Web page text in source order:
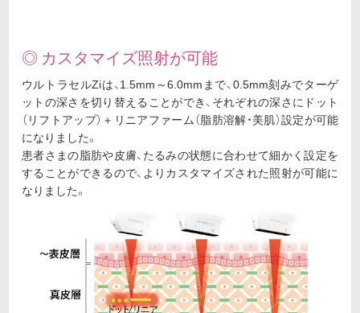
◎ カスタマイズ照射が可能
ウルトラセルZiは、1.5mm～6.0mmまで、0.5mm刻みでターゲ
ットの深さを切り替えることができ、それぞれの深さにドット
（リフトアップ）＋リニアファーム（脂肪溶解・美肌）設定が可能
になりました。
患者さまの脂肪や皮膚、たるみの状態に合わせて細かく設定を
することができるので、よりカスタマイズされた照射が可能に
なりました。